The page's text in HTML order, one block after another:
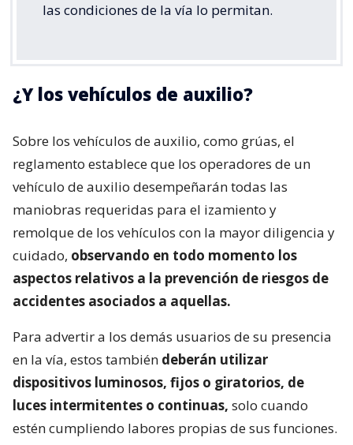
las condiciones de la vía lo permitan.
¿Y los vehículos de auxilio?
Sobre los vehículos de auxilio, como grúas, el
reglamento establece que los operadores de un
vehículo de auxilio desempeñarán todas las
maniobras requeridas para el izamiento y
remolque de los vehículos con la mayor diligencia y
cuidado, observando en todo momento los
aspectos relativos a la prevención de riesgos de
accidentes asociados a aquellas.
Para advertir a los demás usuarios de su presencia
en la vía, estos también deberán utilizar
dispositivos luminosos, fijos o giratorios, de
luces intermitentes o continuas, solo cuando
estén cumpliendo labores propias de sus funciones.